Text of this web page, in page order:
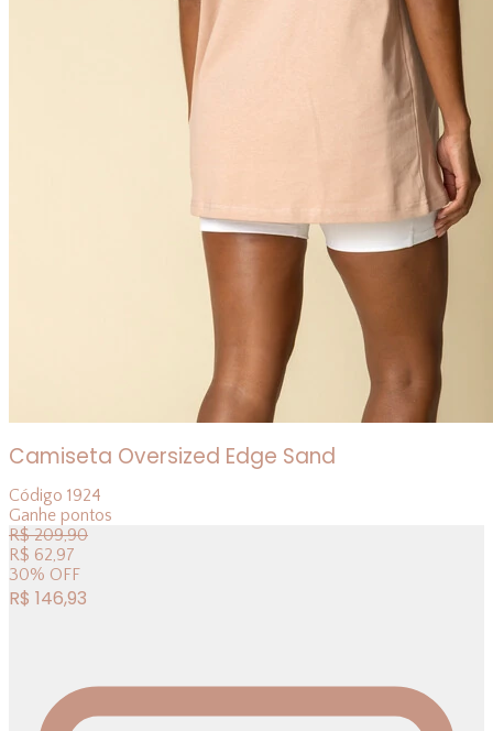
Camiseta Oversized Edge Sand
Código 1924
Ganhe pontos
R$209,90
R$ 62,97
30% OFF
R$ 146,93